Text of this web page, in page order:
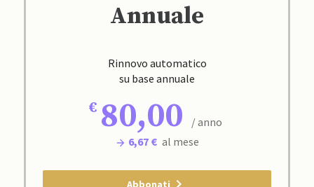
Annuale
Rinnovo automatico
su base annuale
80,00
/ anno
6,67 € al mese
Abbonati